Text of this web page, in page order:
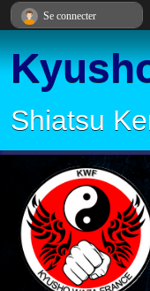
Shiatsu
Se connecter
Panneau de gestion